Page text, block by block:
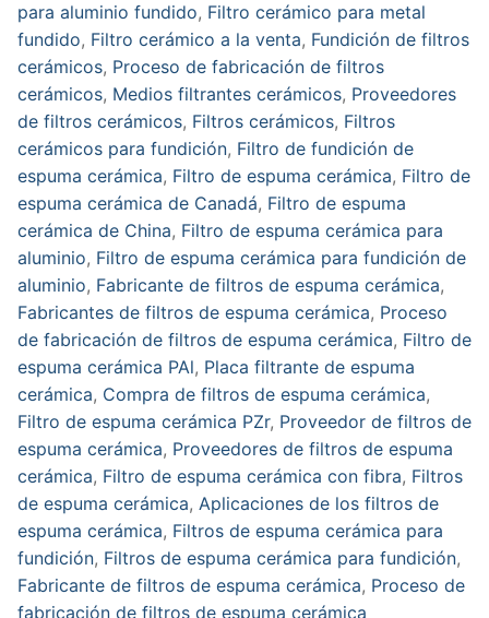
para aluminio fundido, Filtro cerámico para metal
fundido, Filtro cerámico a la venta, Fundición de filtros
cerámicos, Proceso de fabricación de filtros
cerámicos, Medios filtrantes cerámicos, Proveedores
de filtros cerámicos, Filtros cerámicos, Filtros
cerámicos para fundición, Filtro de fundición de
espuma cerámica, Filtro de espuma cerámica, Filtro de
espuma cerámica de Canadá, Filtro de espuma
cerámica de China, Filtro de espuma cerámica para
aluminio, Filtro de espuma cerámica para fundición de
aluminio, Fabricante de filtros de espuma cerámica,
Fabricantes de filtros de espuma cerámica, Proceso
de fabricación de filtros de espuma cerámica, Filtro de
espuma cerámica PAl, Placa filtrante de espuma
cerámica, Compra de filtros de espuma cerámica,
Filtro de espuma cerámica PZr, Proveedor de filtros de
espuma cerámica, Proveedores de filtros de espuma
cerámica, Filtro de espuma cerámica con fibra, Filtros
de espuma cerámica, Aplicaciones de los filtros de
espuma cerámica, Filtros de espuma cerámica para
fundición, Filtros de espuma cerámica para fundición,
Fabricante de filtros de espuma cerámica, Proceso de
fabricación de filtros de espuma cerámica